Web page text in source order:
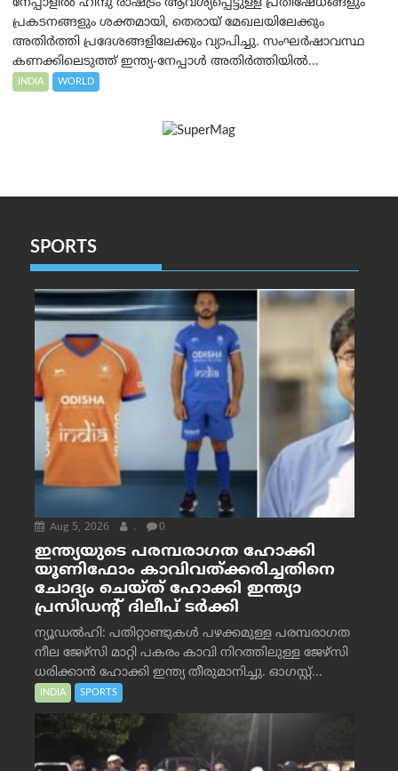
നേപ്പാളിൽ ഹിന്ദു രാഷ്ട്രം ആവശ്യപ്പെട്ടുള്ള പ്രതിഷേധങ്ങളും
പ്രകടനങ്ങളും ശക്തമായി, തെരായ് മേഖലയിലേക്കും
അതിർത്തി പ്രദേശങ്ങളിലേക്കും വ്യാപിച്ചു. സംഘർഷാവസ്ഥ
കണക്കിലെടുത്ത് ഇന്ത്യ-നേപ്പാൾ അതിർത്തിയിൽ...
INDIA WORLD
SPORTS
Aug 5, 2026 . 0
ഇന്ത്യയുടെ പരമ്പരാഗത ഹോക്കി
യൂണിഫോം കാവിവത്ക്കരിച്ചതിനെ
ചോദ്യം ചെയ്ത് ഹോക്കി ഇന്ത്യാ
പ്രസിഡന്റ് ദിലീപ് ടര്‍ക്കി
ന്യൂഡൽഹി: പതിറ്റാണ്ടുകൾ പഴക്കമുള്ള പരമ്പരാഗത
നീല ജേഴ്‌സി മാറ്റി പകരം കാവി നിറത്തിലുള്ള ജേഴ്‌സി
ധരിക്കാൻ ഹോക്കി ഇന്ത്യ തീരുമാനിച്ചു. ഓഗസ്റ്റ്...
INDIA SPORTS